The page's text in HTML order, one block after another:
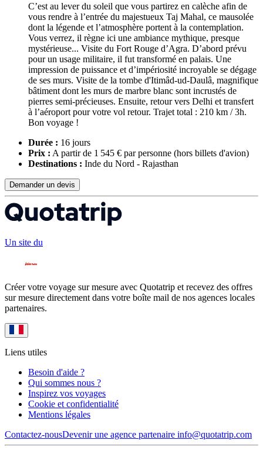
C’est au lever du soleil que vous partirez en calèche afin de
vous rendre à l’entrée du majestueux Taj Mahal, ce mausolée
dont la légende et l’atmosphère portent à la contemplation.
Vous verrez, il règne ici une ambiance mythique, presque
mystérieuse... Visite du Fort Rouge d’Agra. D’abord prévu
pour un usage militaire, il fut transformé en palais. Une
impression de puissance et d’impériosité incroyable se dégage
de ses murs. Visite de la tombe d'Itimâd-ud-Daulâ, magnifique
bâtiment dont les murs de marbre blanc sont incrustés de
pierres semi-précieuses. Ensuite, retour vers Delhi et transfert
à l’aéroport pour votre vol retour. Trajet total : 210 km / 3h.
Bon voyage !
Durée : 16 jours
Prix : A partir de 1 545 € par personne (hors billets d'avion)
Destinations : Inde du Nord - Rajasthan
Demander un devis
Un site du
Créer votre voyage sur mesure avec Quotatrip et recevez des offres
sur mesure directement dans votre boîte mail de nos agences locales
partenaires.
Liens utiles
Besoin d'aide ?
Qui sommes nous ?
Inspirez vos voyages
Cookie et confidentialité
Mentions légales
Contactez-nousDevenir une agence partenaire info@quotatrip.com